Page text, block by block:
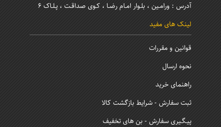
آدرس : ورامـین ، بلـوار امـام رضـا ، کـوی صداقـت ، پـلـاک 6
لینک های مفید
قوانین و مقررات
نحوه ارسال
راهنمای خرید
ثبت سفارش - شرایط بازگشت کالا
پیـگـیری سفارش - بن های تخفیف